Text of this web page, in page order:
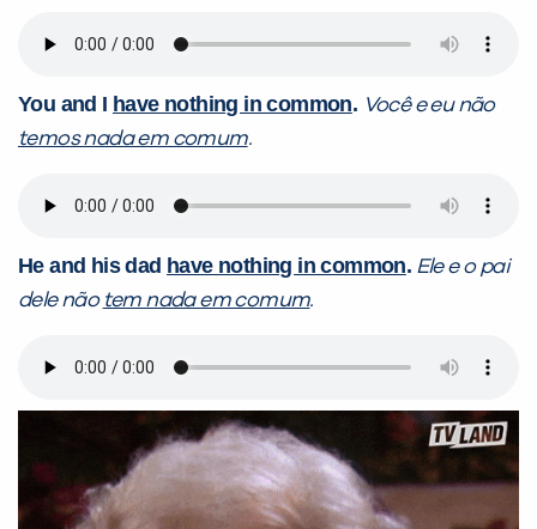
You and I have nothing in common. Você e eu não
temos nada em comum.
He and his dad have nothing in common. Ele e o pai
dele não tem nada em comum.